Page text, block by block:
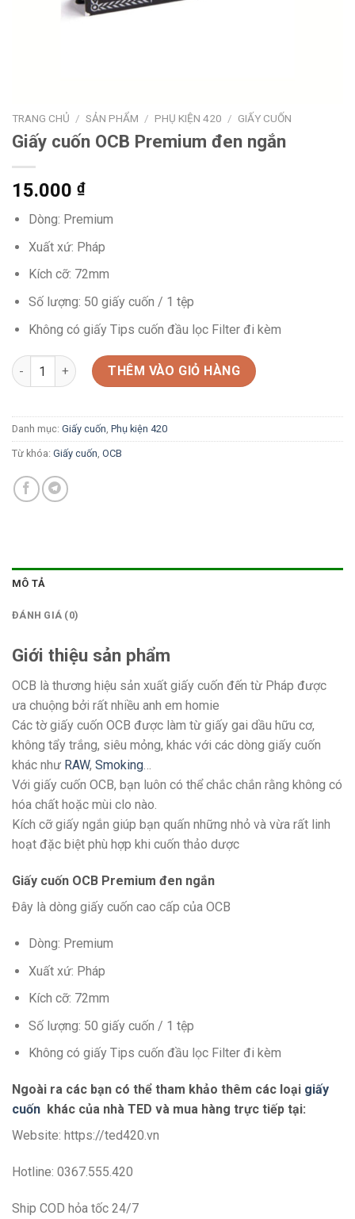
TRANG CHỦ / SẢN PHẨM / PHỤ KIỆN 420 / GIẤY CUỐN
Giấy cuốn OCB Premium đen ngắn
15.000 ₫
Dòng: Premium
Xuất xứ: Pháp
Kích cỡ: 72mm
Số lượng: 50 giấy cuốn / 1 tệp
Không có giấy Tips cuốn đầu lọc Filter đi kèm
Giấy cuốn OCB Premium đen ngắn số lượng
THÊM VÀO GIỎ HÀNG
Danh mục: Giấy cuốn, Phụ kiện 420
Từ khóa: Giấy cuốn, OCB
MÔ TẢ
ĐÁNH GIÁ (0)
Giới thiệu sản phẩm
OCB là thương hiệu sản xuất giấy cuốn đến từ Pháp được
ưa chuộng bởi rất nhiều anh em homie
Các tờ giấy cuốn OCB được làm từ giấy gai dầu hữu cơ,
không tẩy trắng, siêu mỏng, khác với các dòng giấy cuốn
khác như RAW, Smoking…
Với giấy cuốn OCB, bạn luôn có thể chắc chắn rằng không có
hóa chất hoặc mùi clo nào.
Kích cỡ giấy ngắn giúp bạn quấn những nhỏ và vừa rất linh
hoạt đặc biệt phù hợp khi cuốn thảo dược
Giấy cuốn OCB Premium đen ngắn
Đây là dòng giấy cuốn cao cấp của OCB
Dòng: Premium
Xuất xứ: Pháp
Kích cỡ: 72mm
Số lượng: 50 giấy cuốn / 1 tệp
Không có giấy Tips cuốn đầu lọc Filter đi kèm
Ngoài ra các bạn có thể tham khảo thêm các loại giấy
cuốn khác của nhà TED và mua hàng trực tiếp tại:
Website: https://ted420.vn
Hotline: 0367.555.420
Ship COD hỏa tốc 24/7